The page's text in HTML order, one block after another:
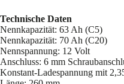
Technische Daten
Nennkapazität: 63 Ah (C5)
Nennkapazität: 70 Ah (C20)
Nennspannung: 12 Volt
Anschluss: 6 mm
Konstant-Ladespannung mit